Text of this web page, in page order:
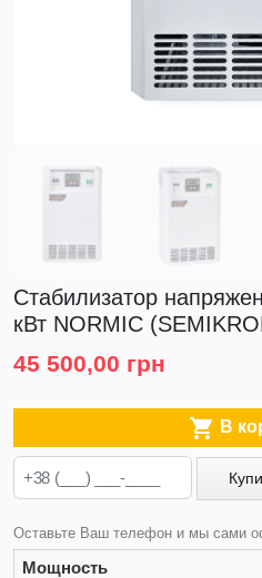
Стабилизатор
кВт NORMIC
45 500,00 грн
 В
Оставьте Ваш телефон и мы сами
Мощность